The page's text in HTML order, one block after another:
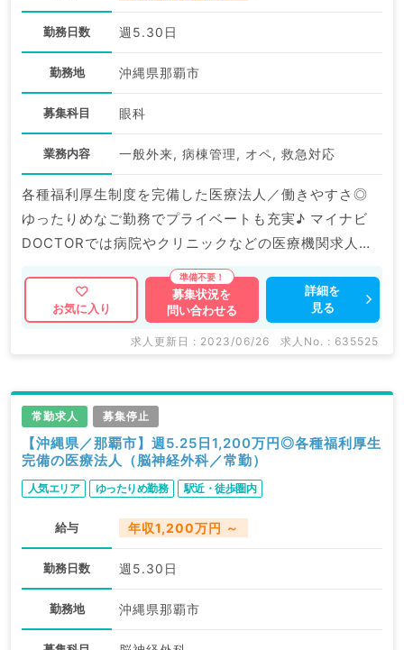
勤務日数 週5.30日
勤務地 沖縄県那覇市
募集科目 眼科
業務内容 一般外来, 病棟管理, オペ, 救急対応
各種福利厚生制度を完備した医療法人／働きやすさ◎
ゆったりめなご勤務でプライベートも充実♪ マイナビ
DOCTORでは病院やクリニックなどの医療機関求人は
もちろんのこと、 掲載情報以外にも産業医等の企業系
求人も多数扱っています。 求人内容の詳細等はお気軽
にお問合せ下さい。
お気に入り
募集状況を
問い合わせる
詳細を
見る
求人更新日 : 2023/06/26 求人No. : 635525
常勤求人 募集停止
【沖縄県／那覇市】週5.25日1,200万円◎各種福利厚生
完備の医療法人（脳神経外科／常勤）
人気エリア ゆったりめ勤務 駅近・徒歩圏内
給与 年収1,200万円 ～
勤務日数 週5.30日
勤務地 沖縄県那覇市